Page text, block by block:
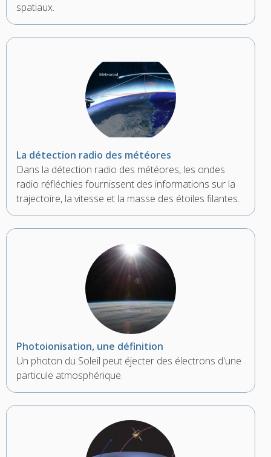
spatiaux.
La détection radio des météores
Dans la détection radio des météores, les ondes
radio réfléchies fournissent des informations sur la
trajectoire, la vitesse et la masse des étoiles filantes.
Photoionisation, une définition
Un photon du Soleil peut éjecter des électrons d'une
particule atmosphérique.